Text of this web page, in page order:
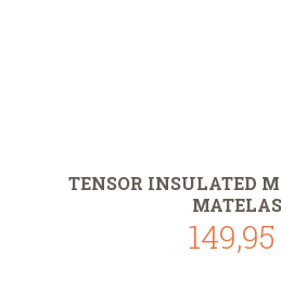
TENSOR INSULATED